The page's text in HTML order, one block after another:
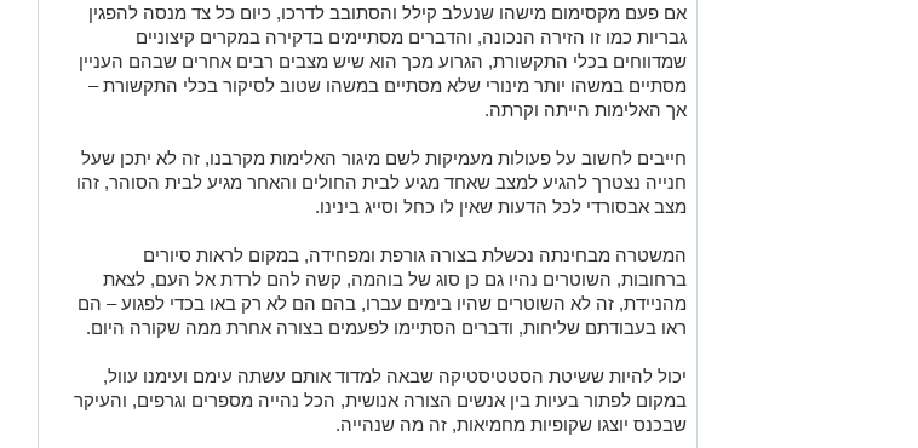
אם פעם מקסימום מישהו שנעלב קילל והסתובב לדרכו, כיום כל צד מנסה להפגין
גבריות כמו זו הזירה הנכונה, והדברים מסתיימים בדקירה במקרים קיצוניים
שמדווחים בכלי התקשורת, הגרוע מכך הוא שיש מצבים רבים אחרים שבהם העניין
מסתיים במשהו יותר מינורי שלא מסתיים במשהו שטוב לסיקור בכלי התקשורת –
אך האלימות הייתה וקרתה.
חייבים לחשוב על פעולות מעמיקות לשם מיגור האלימות מקרבנו, זה לא יתכן שעל
חנייה נצטרך להגיע למצב שאחד מגיע לבית החולים והאחר מגיע לבית הסוהר, זהו
מצב אבסורדי לכל הדעות שאין לו כחל וסייג בינינו.
המשטרה מבחינתה נכשלת בצורה גורפת ומפחידה, במקום לראות סיורים
ברחובות, השוטרים נהיו גם כן סוג של בוהמה, קשה להם לרדת אל העם, לצאת
מהניידת, זה לא השוטרים שהיו בימים עברו, בהם הם לא רק באו בכדי לפגוע – הם
ראו בעבודתם שליחות, ודברים הסתיימו לפעמים בצורה אחרת ממה שקורה היום.
יכול להיות ששיטת הסטטיסטיקה שבאה למדוד אותם עשתה עימם ועימנו עוול,
במקום לפתור בעיות בין אנשים הצורה אנושית, הכל נהייה מספרים וגרפים, והעיקר
שבכנס יוצגו שקופיות מחמיאות, זה מה שנהייה.